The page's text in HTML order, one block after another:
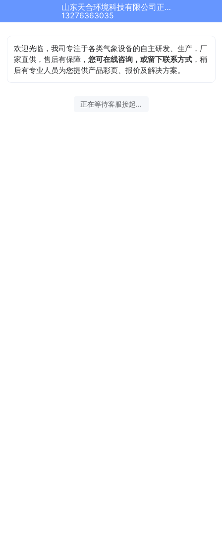
山东天合环境科技有限公司正在为您服务
13276363035
欢迎光临，我司专注于各类气象设备的自主研发、生产，厂
家直供，售后有保障，您可在线咨询，或留下联系方式 ，稍
后有专业人员为您提供产品彩页、报价及解决方案。
正在等待客服接起...